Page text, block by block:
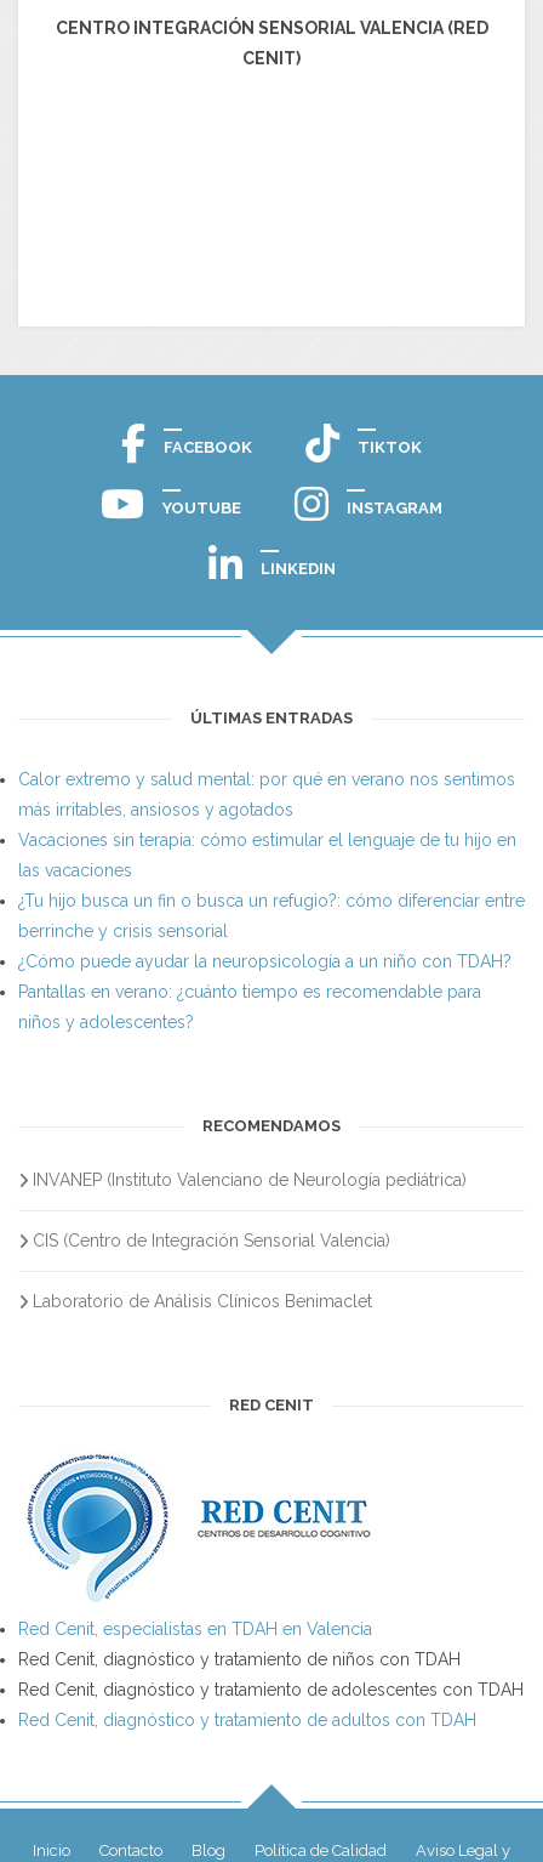
CENTRO INTEGRACIÓN SENSORIAL VALENCIA (RED
CENIT)
FACEBOOK TIKTOK
YOUTUBE INSTAGRAM
LINKEDIN
ÚLTIMAS ENTRADAS
Calor extremo y salud mental: por qué en verano nos sentimos
más irritables, ansiosos y agotados
Vacaciones sin terapia: cómo estimular el lenguaje de tu hijo en
las vacaciones
¿Tu hijo busca un fin o busca un refugio?: cómo diferenciar entre
berrinche y crisis sensorial
¿Cómo puede ayudar la neuropsicología a un niño con TDAH?
Pantallas en verano: ¿cuánto tiempo es recomendable para
niños y adolescentes?
RECOMENDAMOS
INVANEP (Instituto Valenciano de Neurología pediátrica)
CIS (Centro de Integración Sensorial Valencia)
Laboratorio de Análisis Clínicos Benimaclet
RED CENIT
Red Cenit, especialistas en TDAH en Valencia
Red Cenit, diagnóstico y tratamiento de niños con TDAH
Red Cenit, diagnóstico y tratamiento de adolescentes con TDAH
Red Cenit, diagnóstico y tratamiento de adultos con TDAH
Inicio Contacto Blog Política de Calidad Aviso Legal y